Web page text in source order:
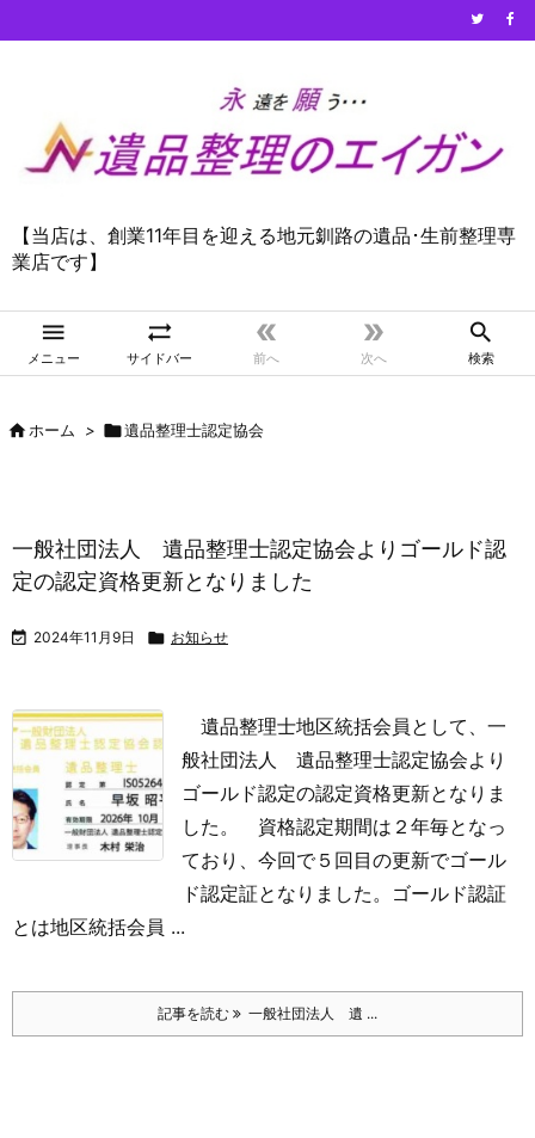
【当店は、創業11年目を迎える地元釧路の遺品･生前整理専
業店です】

メニュー

サイドバー

前へ

次へ

検索
ホーム > 遺品整理士認定協会
一般社団法人 遺品整理士認定協会よりゴールド認
定の認定資格更新となりました
 2024年11月9日  お知らせ
遺品整理士地区統括会員として、一
般社団法人 遺品整理士認定協会より
ゴールド認定の認定資格更新となりま
した。
資格認定期間は２年毎となっ
ており、今回で５回目の更新でゴール
ド認定証となりました。ゴールド認証
とは地区統括会員 ...
記事を読む 一般社団法人 遺 ...